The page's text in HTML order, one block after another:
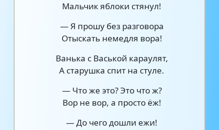
Мальчик яблоки стянул!
— Я прошу без разговора
Отыскать немедля вора!
Ванька с Васькой караулят,
А старушка спит на стуле.
— Что же это? Это что ж?
Вор не вор, а просто ёж!
— До чего дошли ежи!